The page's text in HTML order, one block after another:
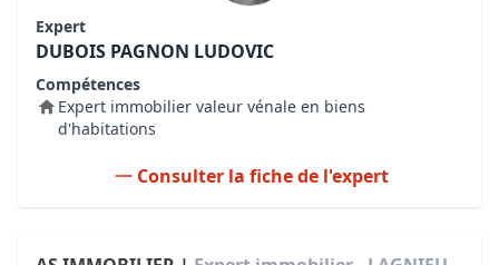
Expert
DUBOIS PAGNON LUDOVIC
Compétences
Expert immobilier valeur vénale en biens
d'habitations
Consulter la fiche de l'expert